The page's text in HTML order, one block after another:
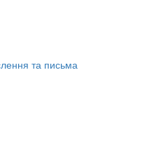
та письма